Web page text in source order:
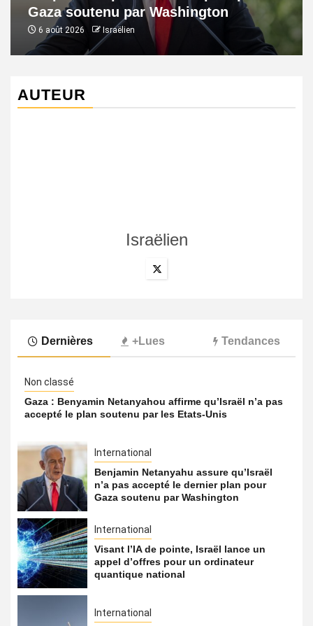
Gaza soutenu par Washington
6 août 2026 Israëlien
AUTEUR
Israëlien
Dernières +Lues Tendances
Non classé
Gaza : Benyamin Netanyahou affirme qu’Israël n’a pas
accepté le plan soutenu par les Etats-Unis
International
Benjamin Netanyahu assure qu’Israël
n’a pas accepté le dernier plan pour
Gaza soutenu par Washington
International
Visant l’IA de pointe, Israël lance un
appel d’offres pour un ordinateur
quantique national
International